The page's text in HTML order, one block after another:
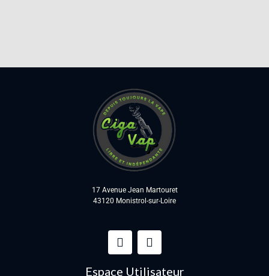
17 Avenue Jean Martouret
43120 Monistrol-sur-Loire
Espace Utilisateur